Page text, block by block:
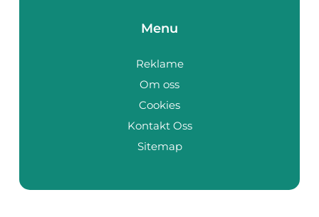
Menu
Reklame
Om oss
Cookies
Kontakt Oss
Sitemap